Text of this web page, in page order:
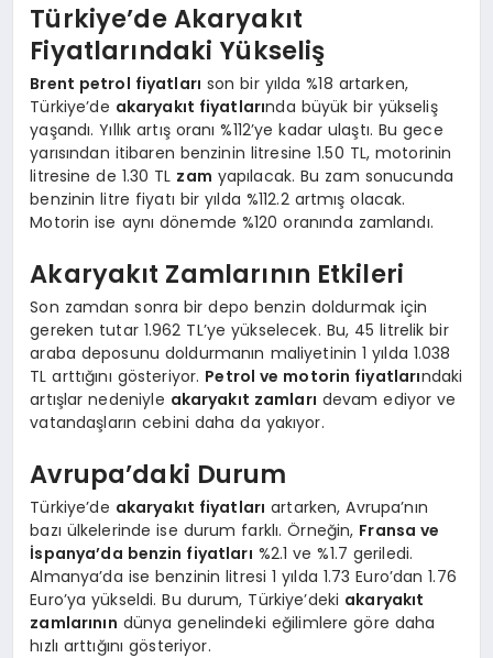
Türkiye’de Akaryakıt
Fiyatlarındaki Yükseliş
Brent petrol fiyatları son bir yılda %18 artarken,
Türkiye’de akaryakıt fiyatlarında büyük bir yükseliş
yaşandı. Yıllık artış oranı %112’ye kadar ulaştı. Bu gece
yarısından itibaren benzinin litresine 1.50 TL, motorinin
litresine de 1.30 TL zam yapılacak. Bu zam sonucunda
benzinin litre fiyatı bir yılda %112.2 artmış olacak.
Motorin ise aynı dönemde %120 oranında zamlandı.
Akaryakıt Zamlarının Etkileri
Son zamdan sonra bir depo benzin doldurmak için
gereken tutar 1.962 TL’ye yükselecek. Bu, 45 litrelik bir
araba deposunu doldurmanın maliyetinin 1 yılda 1.038
TL arttığını gösteriyor. Petrol ve motorin fiyatlarındaki
artışlar nedeniyle akaryakıt zamları devam ediyor ve
vatandaşların cebini daha da yakıyor.
Avrupa’daki Durum
Türkiye’de akaryakıt fiyatları artarken, Avrupa’nın
bazı ülkelerinde ise durum farklı. Örneğin, Fransa ve
İspanya’da benzin fiyatları %2.1 ve %1.7 geriledi.
Almanya’da ise benzinin litresi 1 yılda 1.73 Euro’dan 1.76
Euro’ya yükseldi. Bu durum, Türkiye’deki akaryakıt
zamlarının dünya genelindeki eğilimlere göre daha
hızlı arttığını gösteriyor.